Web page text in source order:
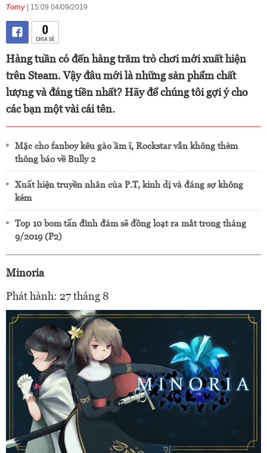
Tomy | 15:09 04/09/2019
0
CHIA SẺ
Hàng tuần có đến hàng trăm trò chơi mới xuất hiện
trên Steam. Vậy đâu mới là những sản phẩm chất
lượng và đáng tiền nhất? Hãy để chúng tôi gợi ý cho
các bạn một vài cái tên.
Mặc cho fanboy kêu gào ầm ĩ, Rockstar vẫn không thèm
thông báo về Bully 2
Xuất hiện truyền nhân của P.T, kinh dị và đáng sợ không
kém
Top 10 bom tấn đình đám sẽ đồng loạt ra mắt trong tháng
9/2019 (P2)
Minoria
Phát hành: 27 tháng 8